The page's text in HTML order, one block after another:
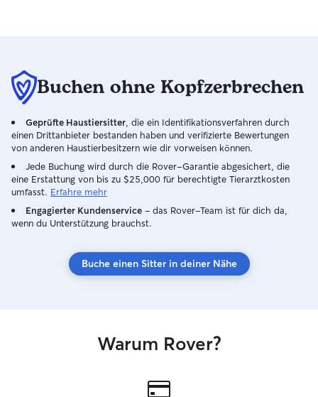
Buchen ohne Kopfzerbrechen
Geprüfte Haustiersitter , die ein Identifikationsverfahren durch
einen Drittanbieter bestanden haben und verifizierte Bewertungen
von anderen Haustierbesitzern wie dir vorweisen können.
Jede Buchung wird durch die Rover-Garantie abgesichert, die
eine Erstattung von bis zu $25,000 für berechtigte Tierarztkosten
umfasst. Erfahre mehr
Engagierter Kundenservice – das Rover-Team ist für dich da,
wenn du Unterstützung brauchst.
Buche einen Sitter in deiner Nähe
Warum Rover?